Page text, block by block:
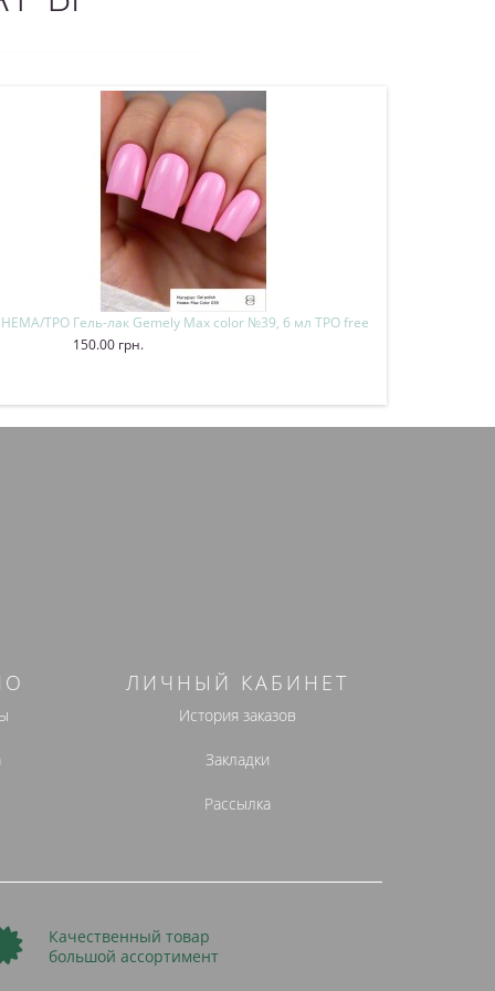
TPO Гель-лак Gemely Max color №39, 6 мл TPO free
150.00 грн.
ЛИЧНЫЙ КАБИНЕТ
История заказов
Закладки
Рассылка
Качественный товар
большой ассортимент